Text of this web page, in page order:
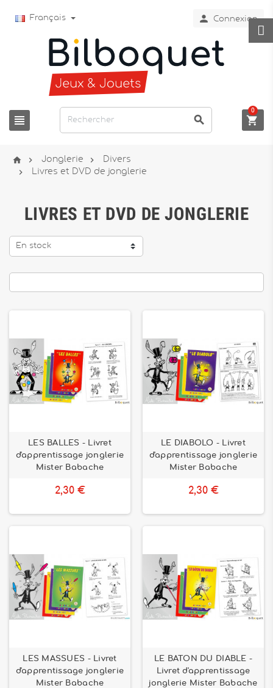
Français  Connexion
  
0
  Jonglerie  Divers
 Livres et DVD de jonglerie
LIVRES ET DVD DE JONGLERIE
En stock
LES BALLES - Livret
d'apprentissage jonglerie
Mister Babache
2,30 €
LE DIABOLO - Livret
d'apprentissage jonglerie
Mister Babache
2,30 €
LES MASSUES - Livret
d'apprentissage jonglerie
Mister Babache
LE BATON DU DIABLE -
Livret d'apprentissage
jonglerie Mister Babache